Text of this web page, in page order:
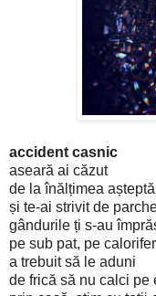
accident casnic
aseară ai căzut
de la înălțimea
și te-ai strivit de
gândurile ți s-au
pe sub pat, pe
a trebuit să le aduni
de frică să nu calci pe